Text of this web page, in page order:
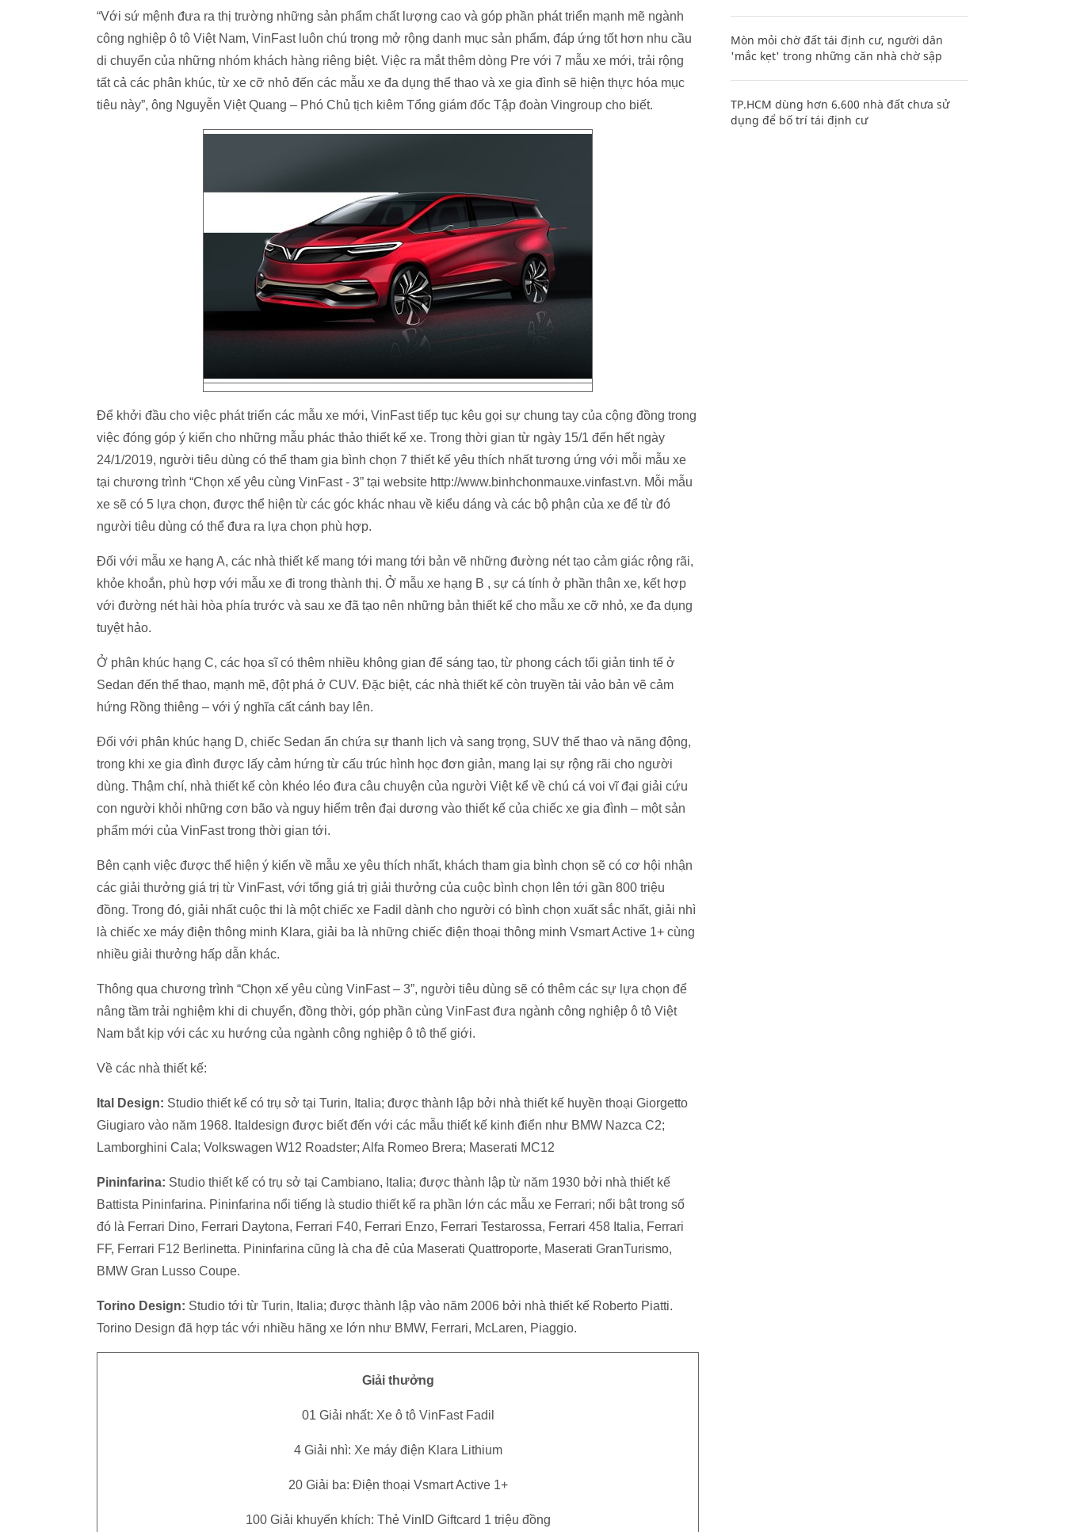
“Với sứ mệnh đưa ra thị trường những sản phẩm chất lượng cao và góp phần phát triển mạnh mẽ ngành
công nghiệp ô tô Việt Nam, VinFast luôn chú trọng mở rộng danh mục sản phẩm, đáp ứng tốt hơn nhu cầu
di chuyển của những nhóm khách hàng riêng biệt. Việc ra mắt thêm dòng Pre với 7 mẫu xe mới, trải rộng
tất cả các phân khúc, từ xe cỡ nhỏ đến các mẫu xe đa dụng thể thao và xe gia đình sẽ hiện thực hóa mục
tiêu này”, ông Nguyễn Việt Quang – Phó Chủ tịch kiêm Tổng giám đốc Tập đoàn Vingroup cho biết.
Để khởi đầu cho việc phát triển các mẫu xe mới, VinFast tiếp tục kêu gọi sự chung tay của cộng đồng trong
việc đóng góp ý kiến cho những mẫu phác thảo thiết kế xe. Trong thời gian từ ngày 15/1 đến hết ngày
24/1/2019, người tiêu dùng có thể tham gia bình chọn 7 thiết kế yêu thích nhất tương ứng với mỗi mẫu xe
tại chương trình “Chọn xế yêu cùng VinFast - 3” tại website http://www.binhchonmauxe.vinfast.vn. Mỗi mẫu
xe sẽ có 5 lựa chọn, được thể hiện từ các góc khác nhau về kiểu dáng và các bộ phận của xe để từ đó
người tiêu dùng có thể đưa ra lựa chọn phù hợp.
Đối với mẫu xe hạng A, các nhà thiết kế mang tới mang tới bản vẽ những đường nét tạo cảm giác rộng rãi,
khỏe khoắn, phù hợp với mẫu xe đi trong thành thị. Ở mẫu xe hạng B , sự cá tính ở phần thân xe, kết hợp
với đường nét hài hòa phía trước và sau xe đã tạo nên những bản thiết kế cho mẫu xe cỡ nhỏ, xe đa dụng
tuyệt hảo.
Ở phân khúc hạng C, các họa sĩ có thêm nhiều không gian để sáng tạo, từ phong cách tối giản tinh tế ở
Sedan đến thể thao, mạnh mẽ, đột phá ở CUV. Đặc biệt, các nhà thiết kế còn truyền tải vảo bản vẽ cảm
hứng Rồng thiêng – với ý nghĩa cất cánh bay lên.
Đối với phân khúc hạng D, chiếc Sedan ẩn chứa sự thanh lịch và sang trọng, SUV thể thao và năng động,
trong khi xe gia đình được lấy cảm hứng từ cấu trúc hình học đơn giản, mang lại sự rộng rãi cho người
dùng. Thậm chí, nhà thiết kế còn khéo léo đưa câu chuyện của người Việt kể về chú cá voi vĩ đại giải cứu
con người khỏi những cơn bão và nguy hiểm trên đại dương vào thiết kế của chiếc xe gia đình – một sản
phẩm mới của VinFast trong thời gian tới.
Bên cạnh việc được thể hiện ý kiến về mẫu xe yêu thích nhất, khách tham gia bình chọn sẽ có cơ hội nhận
các giải thưởng giá trị từ VinFast, với tổng giá trị giải thưởng của cuộc bình chọn lên tới gần 800 triệu
đồng. Trong đó, giải nhất cuộc thi là một chiếc xe Fadil dành cho người có bình chọn xuất sắc nhất, giải nhì
là chiếc xe máy điện thông minh Klara, giải ba là những chiếc điện thoại thông minh Vsmart Active 1+ cùng
nhiều giải thưởng hấp dẫn khác.
Thông qua chương trình “Chọn xế yêu cùng VinFast – 3”, người tiêu dùng sẽ có thêm các sự lựa chọn để
nâng tầm trải nghiệm khi di chuyển, đồng thời, góp phần cùng VinFast đưa ngành công nghiệp ô tô Việt
Nam bắt kịp với các xu hướng của ngành công nghiệp ô tô thế giới.
Về các nhà thiết kế:
Ital Design: Studio thiết kế có trụ sở tại Turin, Italia; được thành lập bởi nhà thiết kế huyền thoại Giorgetto
Giugiaro vào năm 1968. Italdesign được biết đến với các mẫu thiết kế kinh điển như BMW Nazca C2;
Lamborghini Cala; Volkswagen W12 Roadster; Alfa Romeo Brera; Maserati MC12
Pininfarina: Studio thiết kế có trụ sở tại Cambiano, Italia; được thành lập từ năm 1930 bởi nhà thiết kế
Battista Pininfarina. Pininfarina nổi tiếng là studio thiết kế ra phần lớn các mẫu xe Ferrari; nổi bật trong số
đó là Ferrari Dino, Ferrari Daytona, Ferrari F40, Ferrari Enzo, Ferrari Testarossa, Ferrari 458 Italia, Ferrari
FF, Ferrari F12 Berlinetta. Pininfarina cũng là cha đẻ của Maserati Quattroporte, Maserati GranTurismo,
BMW Gran Lusso Coupe.
Torino Design: Studio tới từ Turin, Italia; được thành lập vào năm 2006 bởi nhà thiết kế Roberto Piatti.
Torino Design đã hợp tác với nhiều hãng xe lớn như BMW, Ferrari, McLaren, Piaggio.
Giải thưởng
01 Giải nhất: Xe ô tô VinFast Fadil
4 Giải nhì: Xe máy điện Klara Lithium
20 Giải ba: Điện thoại Vsmart Active 1+
100 Giải khuyến khích: Thẻ VinID Giftcard 1 triệu đồng
Mòn mỏi chờ đất tái định cư, người dân
'mắc kẹt' trong những căn nhà chờ sập
TP.HCM dùng hơn 6.600 nhà đất chưa sử
dụng để bố trí tái định cư